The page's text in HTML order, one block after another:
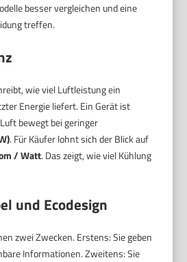
besser vergleichen und eine
treffen.
wie viel Luftleistung ein
Energie liefert. Ein Gerät ist
bewegt bei geringer
. Für Käufer lohnt sich der Blick auf
/ Watt. Das zeigt, wie viel Kühlung
und Ecodesign
zwei Zwecken. Erstens: Sie geben
Informationen. Zweitens: Sie